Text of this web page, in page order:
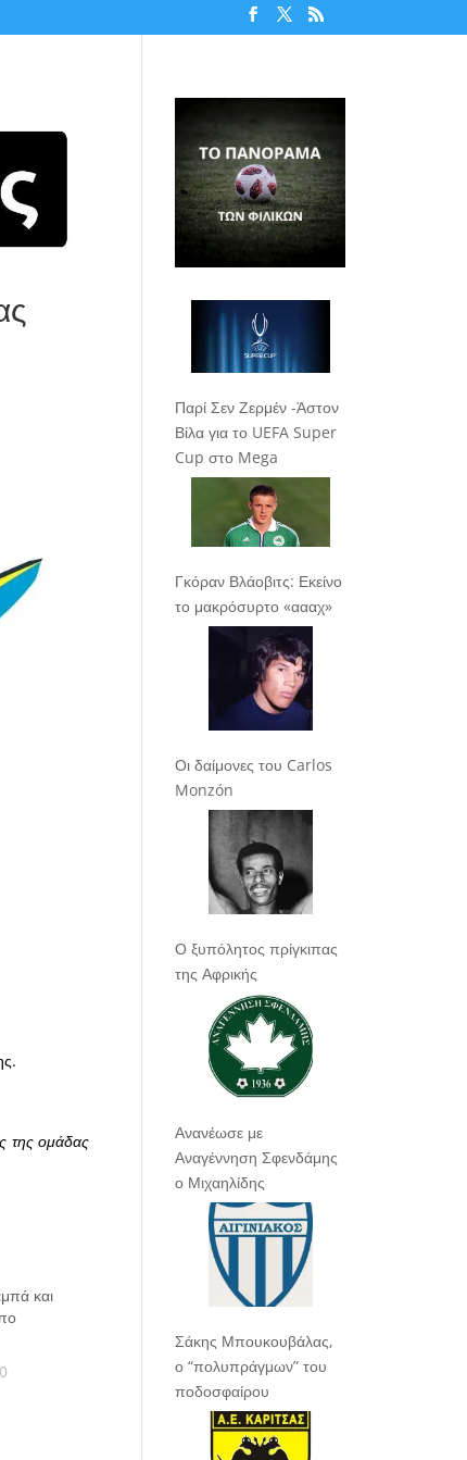
της ομάδας
και
Παρί Σεν Ζερμέν -Άστον
Βίλα για το UEFA Super
Cup στο Mega
Γκόραν Βλάοβιτς: Εκείνο
το μακρόσυρτο «αααχ»
Οι δαίμονες του Carlos
Monzón
Ο ξυπόλητος πρίγκιπας
της Αφρικής
Ανανέωσε με
Αναγέννηση Σφενδάμης
ο Μιχαηλίδης
Σάκης Μπουκουβάλας,
ο “πολυπράγμων” του
ποδοσφαίρου